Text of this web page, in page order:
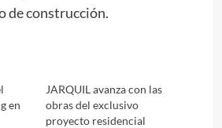
de construcción.
en
JARQUIL avanza con las
obras del exclusivo
proyecto residencial